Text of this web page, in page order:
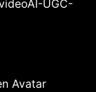
AI-UGC-
Avatar